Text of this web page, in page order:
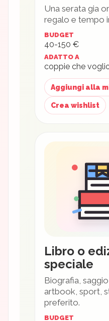
Una serata gia
regalo e tempo
BUDGET
40-150 €
ADATTO A
coppie che
Aggiungi alla
Crea wishlist
Libro o
speciale
Biografia,
artbook, sport,
preferito.
BUDGET